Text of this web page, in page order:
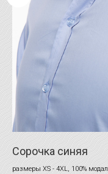
Сорочка синяя
размеры XS - 4XL, 100% модал